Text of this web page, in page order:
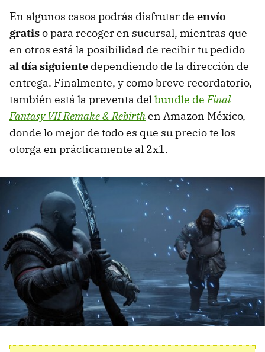
En algunos casos podrás disfrutar de envío
gratiso para recoger en sucursal, mientras que
en otros está la posibilidad de recibir tu pedido
al día siguiente dependiendo de la dirección de
entrega. Finalmente, y como breve recordatorio,
también está la preventa delbundle deFinal
Fantasy VII Remake & Rebirthen Amazon México,
donde lo mejor de todo es que su precio te los
otorga en prácticamente al 2x1.